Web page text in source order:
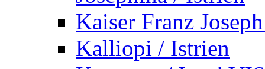
Kaiser Franz
Kalliopi / Istrien